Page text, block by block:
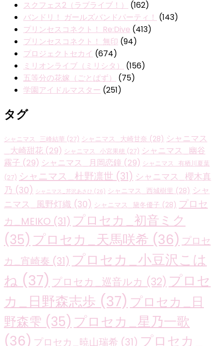
スクフェス2（ラブライブ！）
(162)
バンドリ！ ガールズバンドパーティ！ (143)
プリンセスコネクト！ Re:Dive (413)
プリンセスコネクト！ 無印 (94)
プロジェクトセカイ (674)
ミリオンライブ（ミリシタ）
(156)
五等分の花嫁（ごとぱず）
(75)
学園アイドルマスター (251)
タグ
シャニマス_三峰結華 (27) シャニマス_大崎甘奈 (28) シャニマス
_大崎甜花 (29) シャニマス_小宮果穂 (27) シャニマス_幽谷
霧子 (29) シャニマス_月岡恋鐘 (29) シャニマス_有栖川夏葉
(27) シャニマス_杜野凛世 (31) シャニマス_櫻木真
乃 (30) シャニマス_芹沢あさひ (26) シャニマス_西城樹里 (28) シャ
ニマス_風野灯織 (30) シャニマス_黛冬優子 (28) プロセ
カ_MEIKO (31) プロセカ_初音ミク
(35) プロセカ_天馬咲希 (36) プロセ
カ_宵崎奏 (31) プロセカ_小豆沢こは
ね (37) プロセカ_巡音ルカ (32) プロセ
カ_日野森志歩 (37) プロセカ_日
野森雫 (35) プロセカ_星乃一歌
(36) プロセカ_暁山瑞希 (31) プロセカ_